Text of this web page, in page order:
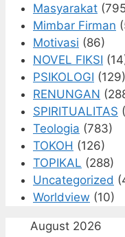
Masyarakat
Mimbar Firman
Motivasi (86)
NOVEL FIKSI
PSIKOLOGI (129)
RENUNGAN
SPIRITUALITAS
Teologia (783)
TOKOH (126)
TOPIKAL (288)
Uncategorized
Worldview (10)
August 2026